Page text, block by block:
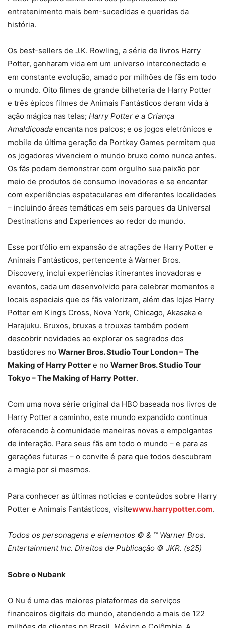
entretenimento mais bem-sucedidas e queridas da
história.
Os best-sellers de J.K. Rowling, a série de livros Harry
Potter, ganharam vida em um universo interconectado e
em constante evolução, amado por milhões de fãs em todo
o mundo. Oito filmes de grande bilheteria de Harry Potter
e três épicos filmes de Animais Fantásticos deram vida à
ação mágica nas telas; Harry Potter e a Criança
Amaldiçoada encanta nos palcos; e os jogos eletrônicos e
mobile de última geração da Portkey Games permitem que
os jogadores vivenciem o mundo bruxo como nunca antes.
Os fãs podem demonstrar com orgulho sua paixão por
meio de produtos de consumo inovadores e se encantar
com experiências espetaculares em diferentes localidades
– incluindo áreas temáticas em seis parques da Universal
Destinations and Experiences ao redor do mundo.
Esse portfólio em expansão de atrações de Harry Potter e
Animais Fantásticos, pertencente à Warner Bros.
Discovery, inclui experiências itinerantes inovadoras e
eventos, cada um desenvolvido para celebrar momentos e
locais especiais que os fãs valorizam, além das lojas Harry
Potter em King’s Cross, Nova York, Chicago, Akasaka e
Harajuku. Bruxos, bruxas e trouxas também podem
descobrir novidades ao explorar os segredos dos
bastidores no Warner Bros. Studio Tour London – The
Making of Harry Potter e no Warner Bros. Studio Tour
Tokyo – The Making of Harry Potter.
Com uma nova série original da HBO baseada nos livros de
Harry Potter a caminho, este mundo expandido continua
oferecendo à comunidade maneiras novas e empolgantes
de interação. Para seus fãs em todo o mundo – e para as
gerações futuras – o convite é para que todos descubram
a magia por si mesmos.
Para conhecer as últimas notícias e conteúdos sobre Harry
Potter e Animais Fantásticos, visitewww.harrypotter.com.
Todos os personagens e elementos © & ™ Warner Bros.
Entertainment Inc. Direitos de Publicação © JKR. (s25)
Sobre o Nubank
O Nu é uma das maiores plataformas de serviços
financeiros digitais do mundo, atendendo a mais de 122